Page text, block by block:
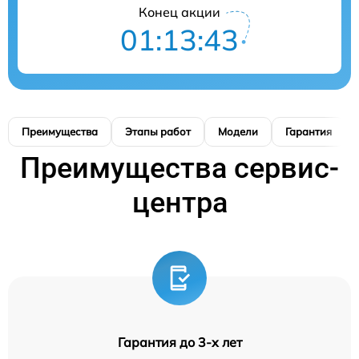
Конец акции
01:13:42
Преимущества Этапы работ Модели Гарантия
Преимущества сервис-
центра
Гарантия до 3-х лет